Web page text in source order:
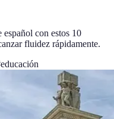
con estos 10
fluidez rápidamente.
educación